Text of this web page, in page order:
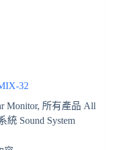
32
Monitor, 所有產品 All
統 Sound System